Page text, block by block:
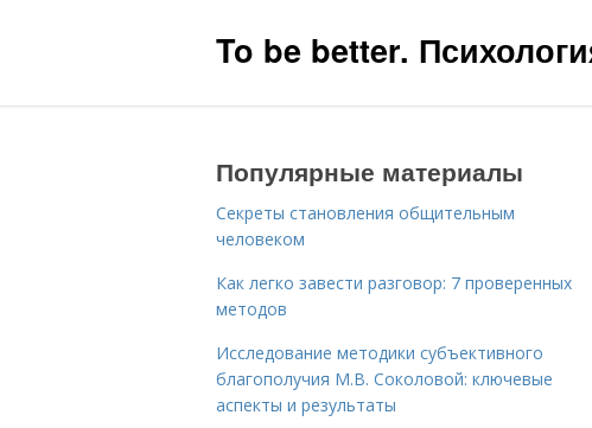
To be better.
Популярные материалы
Секреты становления общительным
человеком
Как легко завести разговор: 7 проверенных
методов
Исследование методики субъективного
благополучия М.В. Соколовой: ключевые
аспекты и результаты